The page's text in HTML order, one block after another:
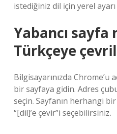
istediğiniz dil için yerel ayarı
Yabancı sayfa
Türkçeye
Bilgisayarınızda Chrome’u
bir sayfaya gidin. Adres
seçin. Sayfanın herhangi
“[dil]’e çevir”i seçebilirsiniz.